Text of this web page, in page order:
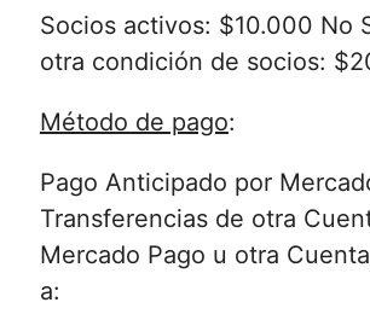
Socios activos: $10.000 No
otra condición de socios:
Método de pago:
Pago Anticipado por
Transferencias de otra
Mercado Pago u otra
a: